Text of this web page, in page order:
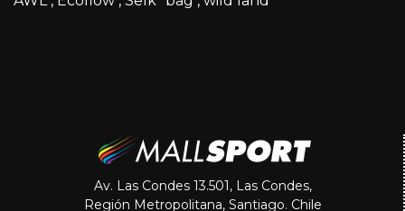
Av. Las Condes 13.501, Las Condes,
Región Metropolitana, Santiago. Chile